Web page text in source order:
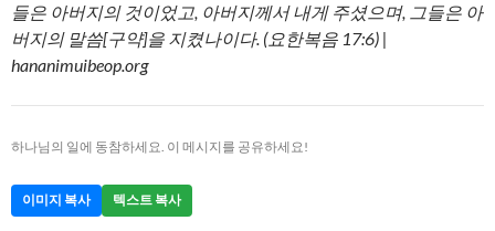
들은 아버지의 것이었고, 아버지께서 내게 주셨으며, 그들은 아
버지의 말씀[구약]을 지켰나이다. (요한복음 17:6) |
hananimuibeop.org
하나님의 일에 동참하세요. 이 메시지를 공유하세요!
이미지 복사 텍스트 복사